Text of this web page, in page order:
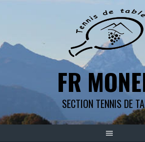
FR
SECTION TENNIS DE